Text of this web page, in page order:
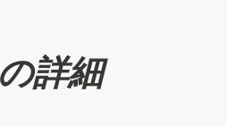
詳細